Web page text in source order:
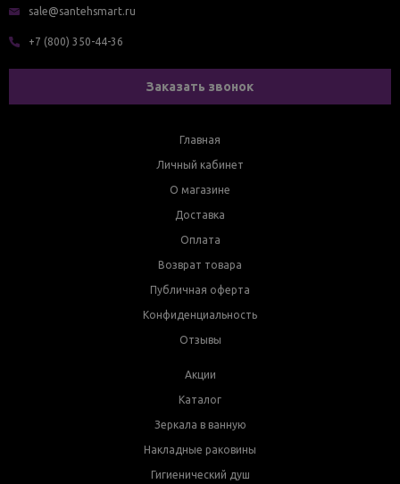
sale@santehsmart.ru
+7 (800) 350-44-36
Заказать звонок
Главная
Личный кабинет
О магазине
Доставка
Оплата
Возврат товара
Публичная оферта
Конфиденциальность
Отзывы
Акции
Каталог
Зеркала в ванную
Накладные раковины
Гигиенический душ